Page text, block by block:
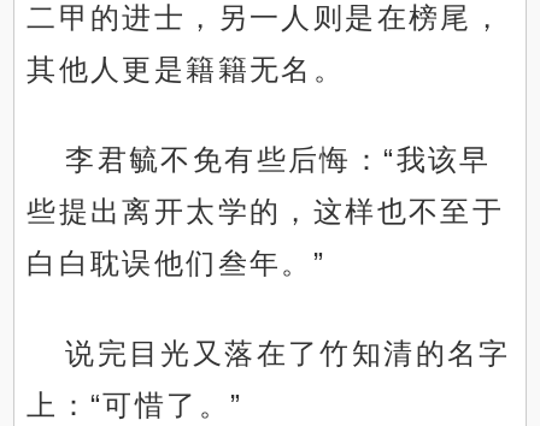
二甲的进士，另一人则是在榜尾，
其他人更是籍籍无名。
李君毓不免有些后悔：“我该早
些提出离开太学的，这样也不至于
白白耽误他们叁年。”
说完目光又落在了竹知清的名字
上：“可惜了。”